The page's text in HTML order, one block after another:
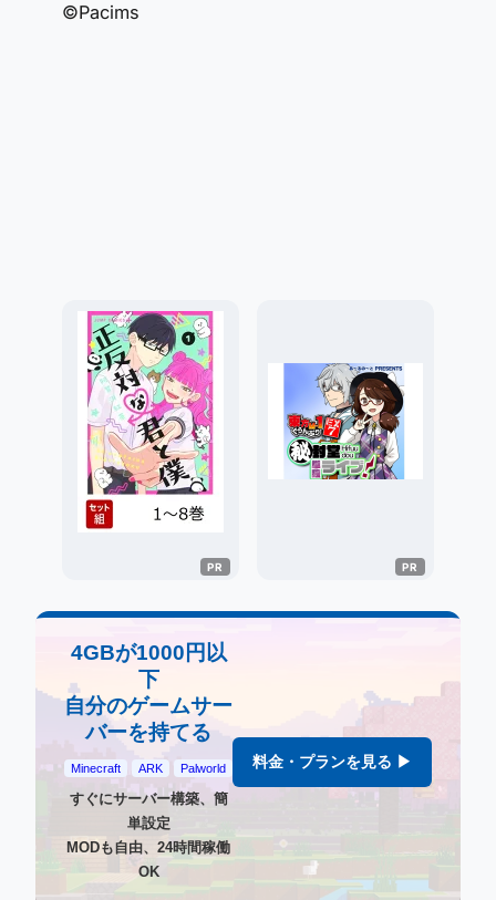
©Pacims
4GBが1000円以
下
自分のゲームサー
バーを持てる
Minecraft ARK Palworld
すぐにサーバー構築、簡
単設定
MODも自由、24時間稼働
OK
料金・プランを見る ▶